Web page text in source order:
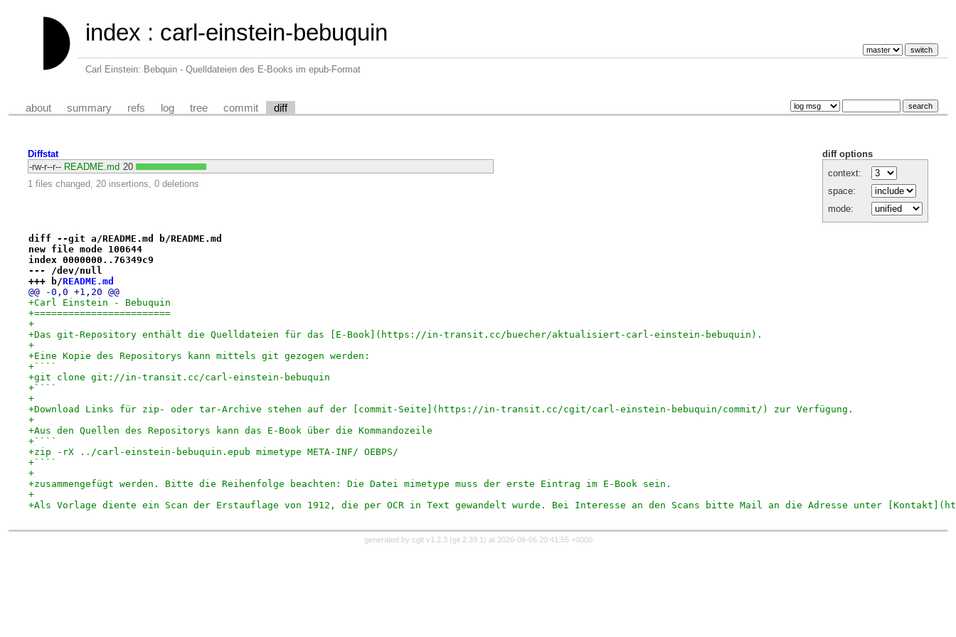
index : carl-einstein-bebuquin
Carl Einstein: Bebquin - Quelldateien des E-Books im epub-Format
about summary refs log tree commit diff
diff options
context:
space:
mode:
Diffstat
-rw-r--r-- README.md 20
1 files changed, 20 insertions, 0 deletions
diff --git a/README.md b/README.md
new file mode 100644
index 0000000..76349c9
--- /dev/null
+++ b/README.md
@@ -0,0 +1,20 @@
+Carl Einstein - Bebuquin
+========================
+
+Das git-Repository enthält die Quelldateien für das [E-Book](https://in-transit.cc/buecher/aktualisiert-carl-einstein-bebuquin).
+
+Eine Kopie des Repositorys kann mittels git gezogen werden:
+````
+git clone git://in-transit.cc/carl-einstein-bebuquin
+````
+
+Download Links für zip- oder tar-Archive stehen auf der [commit-Seite](https://in-transit.cc/cgit/carl-einstein-bebuquin/commit/) zur Verfügung.
+
+Aus den Quellen des Repositorys kann das E-Book über die Kommandozeile
+````
+zip -rX ../carl-einstein-bebuquin.epub mimetype META-INF/ OEBPS/
+````
+
+zusammengefügt werden. Bitte die Reihenfolge beachten: Die Datei mimetype muss der erste Eintrag im E-Book sein.
+
+Als Vorlage diente ein Scan der Erstauflage von 1912, die per OCR in Text gewandelt wurde. Bei Interesse an den Scans bitte Mail an die Adresse unter
generated by cgit v1.2.3(git 2.39.1 ) at 2026-08-06 20:41:55 +0000